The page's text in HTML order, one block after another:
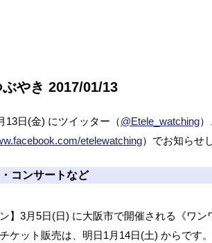
やき 2017/01/13
13日(金) にツイッター（@Etele_watching
etelewatching）でお知らせ
コンサートなど
】3月5日(日) に大阪市で開催される《ワン
ケット販売は、明日1月14日(土) からです